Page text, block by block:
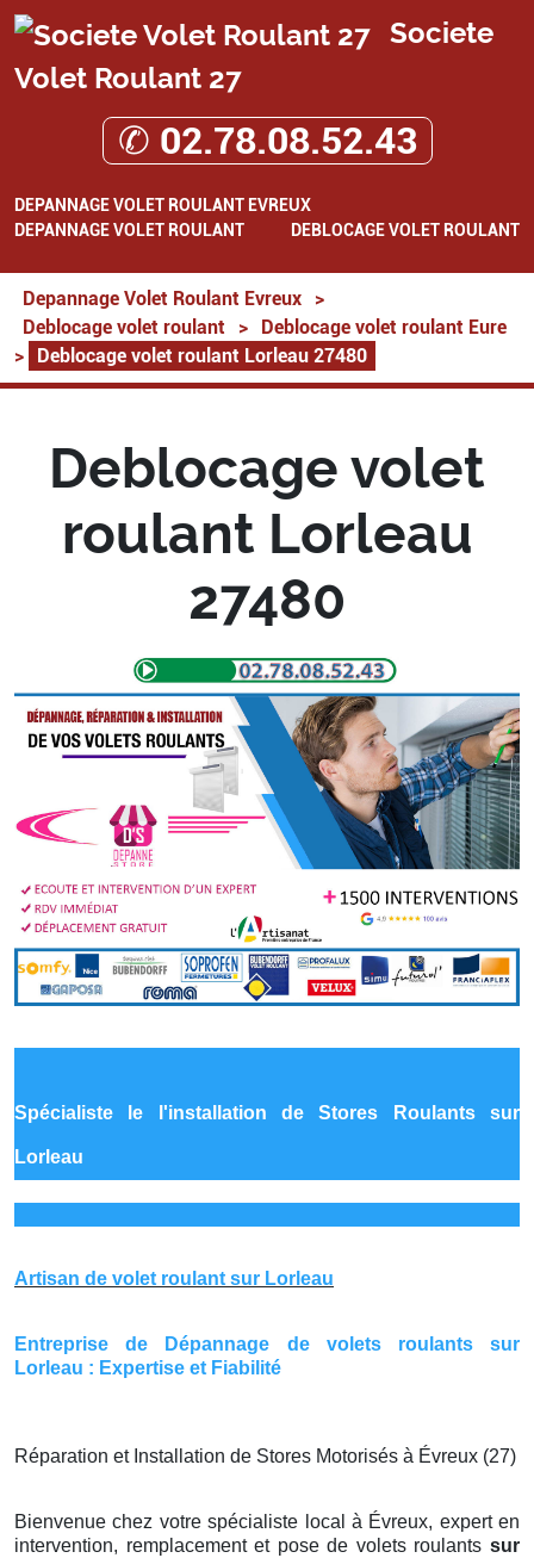
Societe
Volet Roulant 27
✆ 02.78.08.52.43
DEPANNAGE VOLET ROULANT EVREUX
DEPANNAGE VOLET ROULANT
DEBLOCAGE VOLET ROULANT
Depannage Volet Roulant Evreux
>
Deblocage volet roulant
>
Deblocage volet roulant Eure
>
Deblocage volet roulant Lorleau 27480
Deblocage volet
roulant Lorleau
27480
Spécialiste le l'installation de Stores Roulants sur
Lorleau
Artisan de volet roulant sur Lorleau
Entreprise de Dépannage de volets roulants sur
Lorleau : Expertise et Fiabilité
Réparation et Installation de Stores Motorisés à Évreux (27)
Bienvenue chez votre spécialiste local à Évreux, expert en
intervention, remplacement et pose de volets roulants sur